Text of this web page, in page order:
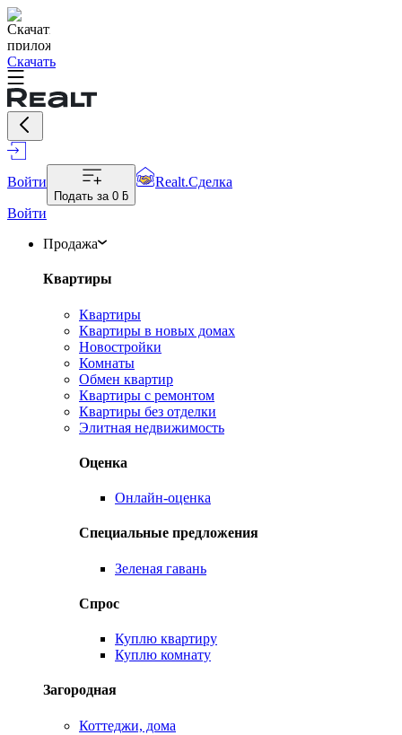
Скачать
Войти
Подать за 0 ƃ
Realt.Сделка
Войти
Продажа
Квартиры
Квартиры
Квартиры в новых домах
Новостройки
Комнаты
Обмен квартир
Квартиры с ремонтом
Квартиры без отделки
Элитная недвижимость
Оценка
Онлайн-оценка
Специальные предложения
Зеленая гавань
Спрос
Куплю квартиру
Куплю комнату
Загородная
Коттеджи, дома